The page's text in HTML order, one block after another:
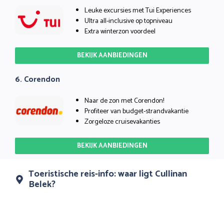
Leuke excursies met Tui Experiences
Ultra all-inclusive op topniveau
Extra winterzon voordeel
BEKIJK AANBIEDINGEN
6. Corendon
Naar de zon met Corendon!
Profiteer van budget-strandvakantie
Zorgeloze cruisevakanties
BEKIJK AANBIEDINGEN
Toeristische reis-info: waar ligt Cullinan
Belek?